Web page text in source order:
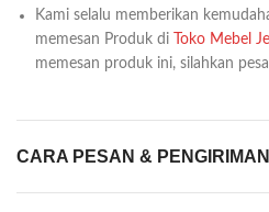
Kami selalu memberikan
memesan Produk di
Toko Mebel
memesan produk ini, silahkan
CARA PESAN & PENGIRIMAN